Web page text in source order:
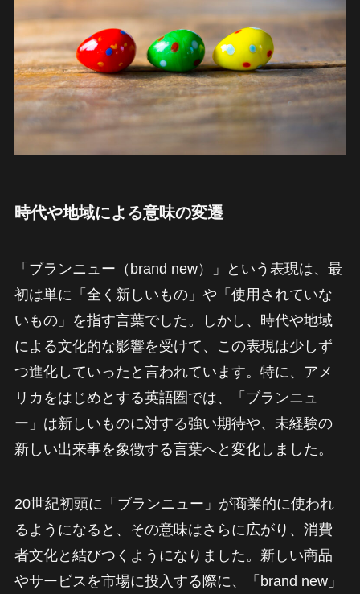
時代や地域による意味の変遷
「ブランニュー（brand new）」という表現は、最
初は単に「全く新しいもの」や「使用されていな
いもの」を指す言葉でした。しかし、時代や地域
による文化的な影響を受けて、この表現は少しず
つ進化していったと言われています。特に、アメ
リカをはじめとする英語圏では、「ブランニュ
ー」は新しいものに対する強い期待や、未経験の
新しい出来事を象徴する言葉へと変化しました。
20世紀初頭に「ブランニュー」が商業的に使われ
るようになると、その意味はさらに広がり、消費
者文化と結びつくようになりました。新しい商品
やサービスを市場に投入する際に、「brand new」